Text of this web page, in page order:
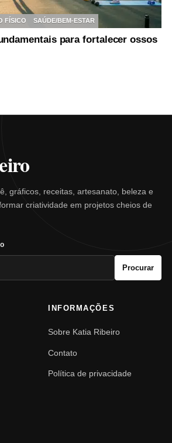
FÍSICO SAÚDE/BEM-ESTAR
para fortalecer ossos
gráficos, receitas, artesanato, beleza e
criatividade em projetos cheios de
Procurar
INFORMAÇÕES
Sobre Katia Ribeiro
Contato
Política de privacidade